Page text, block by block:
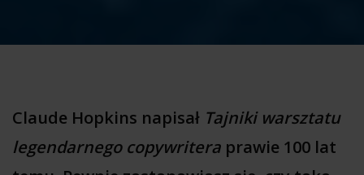
Claude Hopkins napisał Tajniki warsztatu
legendarnego copywritera prawie 100 lat